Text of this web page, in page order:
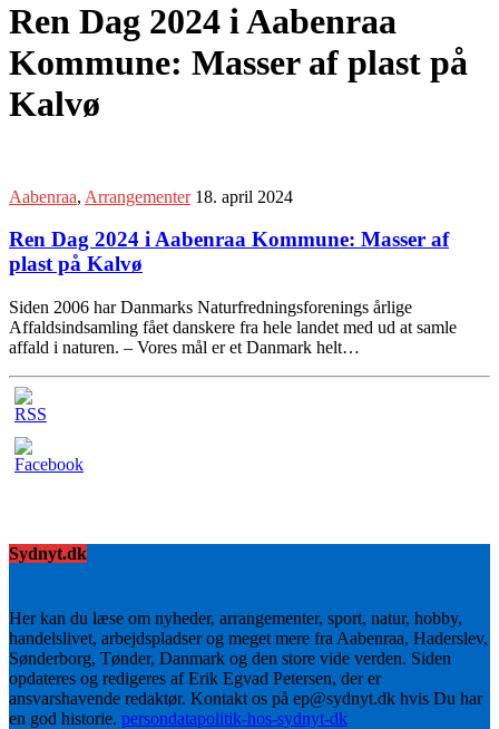
Ren Dag 2024 i Aabenraa
Kommune: Masser af plast på
Kalvø
Aabenraa, Arrangementer 18. april 2024
Ren Dag 2024 i Aabenraa Kommune: Masser af
plast på Kalvø
Siden 2006 har Danmarks Naturfredningsforenings årlige
Affaldsindsamling fået danskere fra hele landet med ud at samle
affald i naturen. – Vores mål er et Danmark helt…
Sydnyt.dk
Her kan du læse om nyheder, arrangementer, sport, natur, hobby,
handelslivet, arbejdspladser og meget mere fra Aabenraa, Haderslev,
Sønderborg, Tønder, Danmark og den store vide verden. Siden
opdateres og redigeres af Erik Egvad Petersen, der er
ansvarshavende redaktør. Kontakt os på ep@sydnyt.dk hvis Du har
en god historie. persondatapolitik-hos-sydnyt-dk